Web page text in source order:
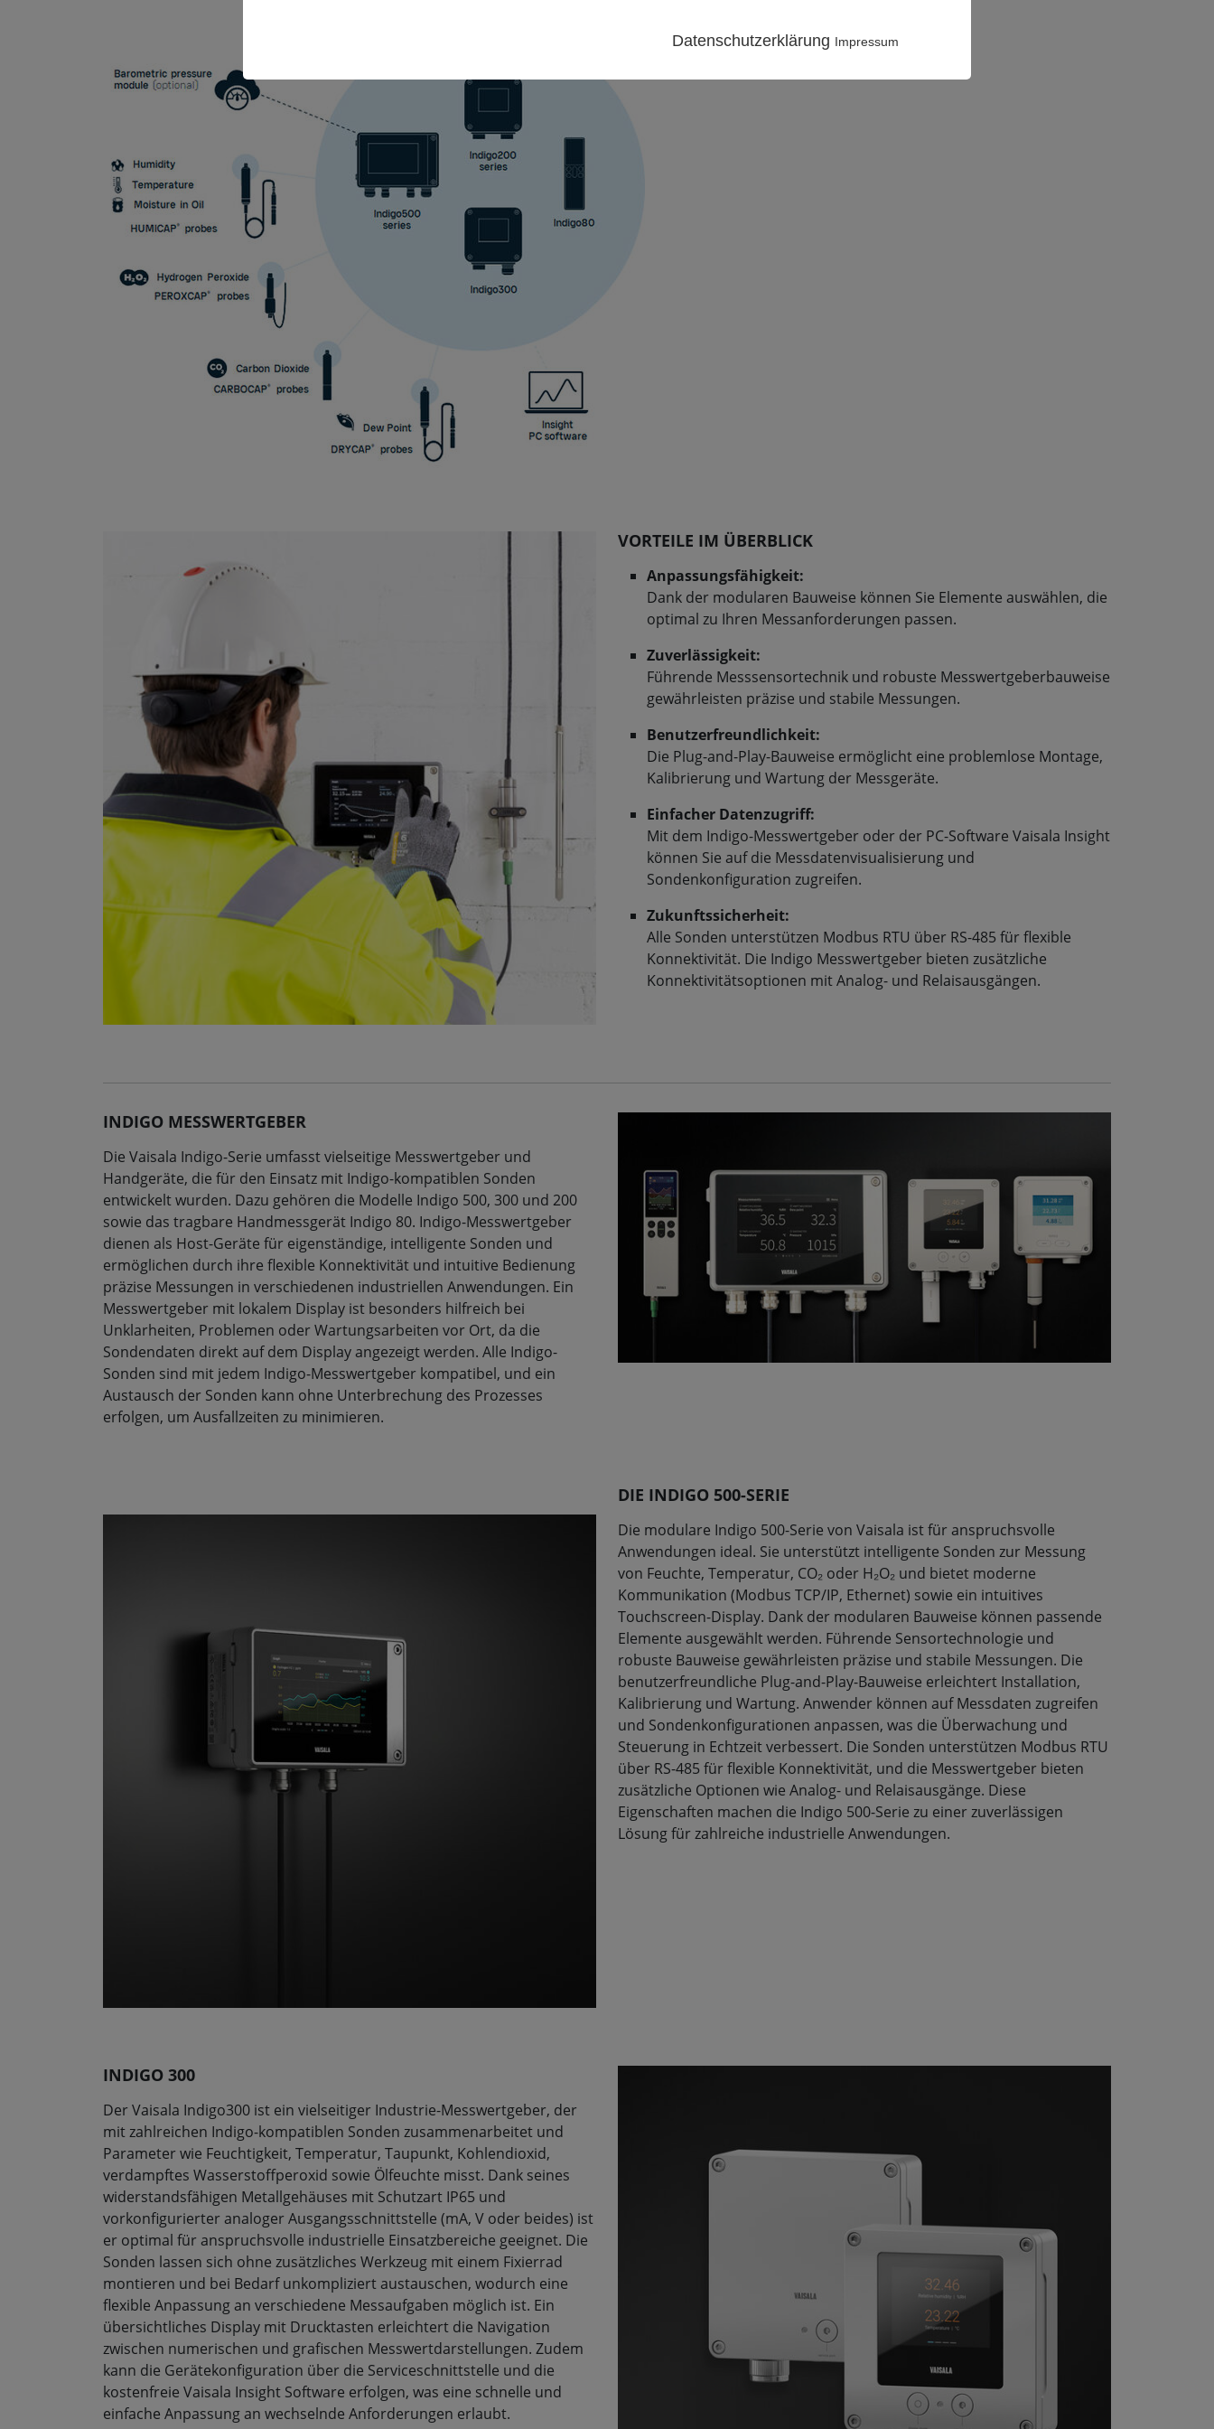
Datenschutzerklärung Impressum
VORTEILE IM ÜBERBLICK
Anpassungsfähigkeit:
Dank der modularen Bauweise können Sie Elemente auswählen, die
optimal zu Ihren Messanforderungen passen.
Zuverlässigkeit:
Führende Messsensortechnik und robuste Messwertgeberbauweise
gewährleisten präzise und stabile Messungen.
Benutzerfreundlichkeit:
Die Plug-and-Play-Bauweise ermöglicht eine problemlose Montage,
Kalibrierung und Wartung der Messgeräte.
Einfacher Datenzugriff:
Mit dem Indigo-Messwertgeber oder der PC-Software Vaisala Insight
können Sie auf die Messdatenvisualisierung und
Sondenkonfiguration zugreifen.
Zukunftssicherheit:
Alle Sonden unterstützen Modbus RTU über RS-485 für flexible
Konnektivität. Die Indigo Messwertgeber bieten zusätzliche
Konnektivitätsoptionen mit Analog- und Relaisausgängen.
INDIGO MESSWERTGEBER
Die Vaisala Indigo-Serie umfasst vielseitige Messwertgeber und
Handgeräte, die für den Einsatz mit Indigo-kompatiblen Sonden
entwickelt wurden. Dazu gehören die Modelle Indigo 500, 300 und 200
sowie das tragbare Handmessgerät Indigo 80. Indigo-Messwertgeber
dienen als Host-Geräte für eigenständige, intelligente Sonden und
ermöglichen durch ihre flexible Konnektivität und intuitive Bedienung
präzise Messungen in verschiedenen industriellen Anwendungen. Ein
Messwertgeber mit lokalem Display ist besonders hilfreich bei
Unklarheiten, Problemen oder Wartungsarbeiten vor Ort, da die
Sondendaten direkt auf dem Display angezeigt werden. Alle Indigo-
Sonden sind mit jedem Indigo-Messwertgeber kompatibel, und ein
Austausch der Sonden kann ohne Unterbrechung des Prozesses
erfolgen, um Ausfallzeiten zu minimieren.
DIE INDIGO 500-SERIE
Die modulare Indigo 500-Serie von Vaisala ist für anspruchsvolle
Anwendungen ideal. Sie unterstützt intelligente Sonden zur Messung
von Feuchte, Temperatur, CO₂ oder H₂O₂ und bietet moderne
Kommunikation (Modbus TCP/IP, Ethernet) sowie ein intuitives
Touchscreen-Display. Dank der modularen Bauweise können passende
Elemente ausgewählt werden. Führende Sensortechnologie und
robuste Bauweise gewährleisten präzise und stabile Messungen. Die
benutzerfreundliche Plug-and-Play-Bauweise erleichtert Installation,
Kalibrierung und Wartung. Anwender können auf Messdaten zugreifen
und Sondenkonfigurationen anpassen, was die Überwachung und
Steuerung in Echtzeit verbessert. Die Sonden unterstützen Modbus RTU
über RS-485 für flexible Konnektivität, und die Messwertgeber bieten
zusätzliche Optionen wie Analog- und Relaisausgänge. Diese
Eigenschaften machen die Indigo 500-Serie zu einer zuverlässigen
Lösung für zahlreiche industrielle Anwendungen.
INDIGO 300
Der Vaisala Indigo300 ist ein vielseitiger Industrie-Messwertgeber, der
mit zahlreichen Indigo-kompatiblen Sonden zusammenarbeitet und
Parameter wie Feuchtigkeit, Temperatur, Taupunkt, Kohlendioxid,
verdampftes Wasserstoffperoxid sowie Ölfeuchte misst. Dank seines
widerstandsfähigen Metallgehäuses mit Schutzart IP65 und
vorkonfigurierter analoger Ausgangsschnittstelle (mA, V oder beides) ist
er optimal für anspruchsvolle industrielle Einsatzbereiche geeignet. Die
Sonden lassen sich ohne zusätzliches Werkzeug mit einem Fixierrad
montieren und bei Bedarf unkompliziert austauschen, wodurch eine
flexible Anpassung an verschiedene Messaufgaben möglich ist. Ein
übersichtliches Display mit Drucktasten erleichtert die Navigation
zwischen numerischen und grafischen Messwertdarstellungen. Zudem
kann die Gerätekonfiguration über die Serviceschnittstelle und die
kostenfreie Vaisala Insight Software erfolgen, was eine schnelle und
einfache Anpassung an wechselnde Anforderungen erlaubt.